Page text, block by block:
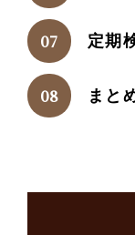
定期
まと